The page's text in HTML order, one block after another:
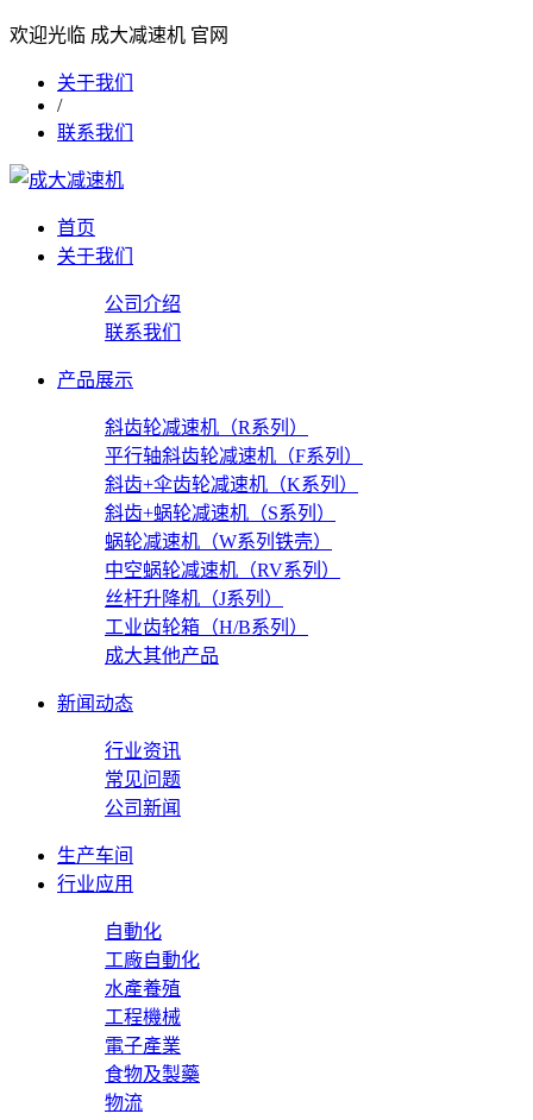
欢迎光临 成大减速机 官网
关于我们
/
联系我们
首页
关于我们
公司介绍
联系我们
产品展示
斜齿轮减速机（R系列）
平行轴斜齿轮减速机（F系列）
斜齿+伞齿轮减速机（K系列）
斜齿+蜗轮减速机（S系列）
蜗轮减速机（W系列铁壳）
中空蜗轮减速机（RV系列）
丝杆升降机（J系列）
工业齿轮箱（H/B系列）
成大其他产品
新闻动态
行业资讯
常见问题
公司新闻
生产车间
行业应用
自動化
工廠自動化
水產養殖
工程機械
電子產業
食物及製藥
物流